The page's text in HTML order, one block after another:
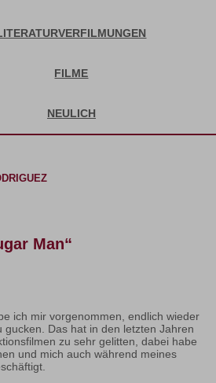
FILME
NEULICH
Man“
ich mir vorgenommen, endlich wieder
gucken. Das hat in den letzten Jahren
zu sehr gelitten, dabei habe
und mich auch während meines